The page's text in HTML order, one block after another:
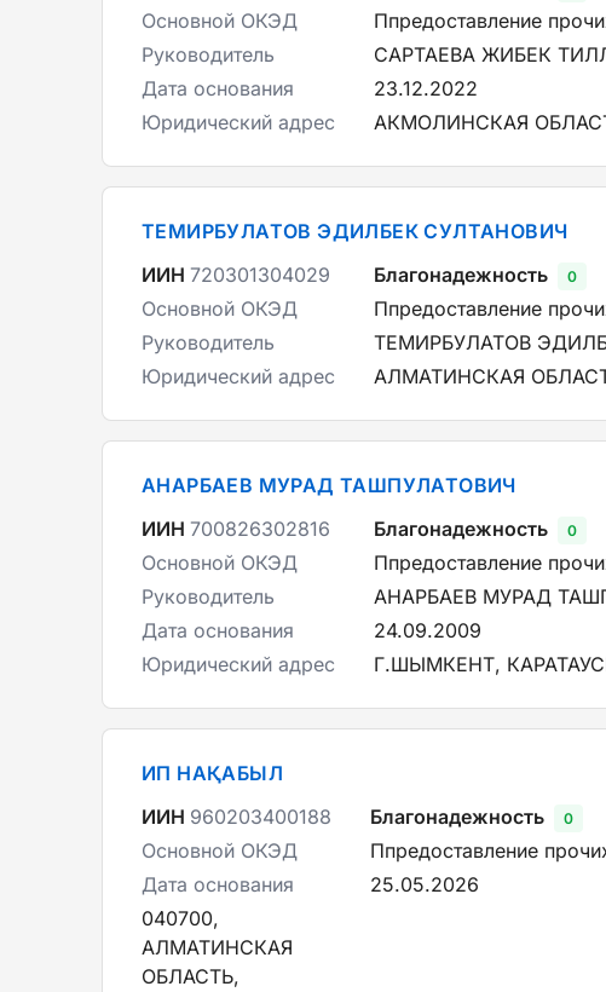
Основной ОКЭД
Ппредоставление
Руководитель
САРТАЕВА ЖИБЕК
Дата основания
23.12.2022
Юридический адрес
АКМОЛИНСКАЯ
ТЕМИРБУЛАТОВ ЭДИЛБЕК СУЛТАНОВИЧ
ИИН 720301304029 Благонадежность 0
Основной ОКЭД
Ппредоставление
Руководитель
ТЕМИРБУЛАТОВ
Юридический адрес
АЛМАТИНСКАЯ
АНАРБАЕВ МУРАД ТАШПУЛАТОВИЧ
ИИН 700826302816 Благонадежность 0
Основной ОКЭД
Ппредоставление
Руководитель
АНАРБАЕВ МУРАД
Дата основания
24.09.2009
Юридический адрес
Г.ШЫМКЕНТ,
ИП НАҚАБЫЛ
ИИН 960203400188 Благонадежность 0
Основной ОКЭД
Ппредоставление
Дата основания
25.05.2026
040700,
АЛМАТИНСКАЯ
ОБЛАСТЬ,